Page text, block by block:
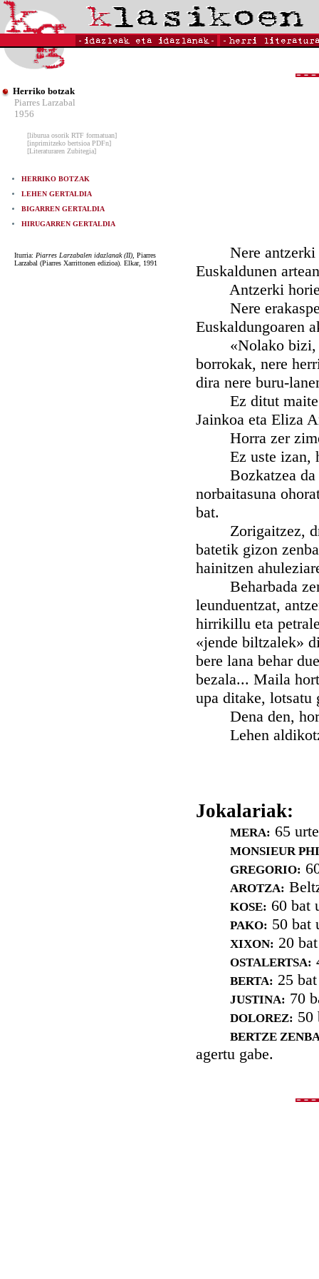
Herriko botzak
Piarres Larzabal
1956
[liburua osorik RTF formatuan]
[inprimitzeko bertsioa PDFn]
[Literaturaren Zubitegia]
HERRIKO BOTZAK
LEHEN GERTALDIA
BIGARREN GERTALDIA
HIRUGARREN GERTALDIA
Iturria: Piarres Larzabalen idazlanak (II) , Piarres
Larzabal (Piarres Xarrittonen edizioa). Elkar, 1991
Nere antzerki
Euskaldunen
Antzerki horien
Nere
Euskaldungoaren
«Nolako bizi,
borrokak, nere
dira nere buru-
Ez ditut maite
Jainkoa eta Eliza
Horra zer
Ez uste izan,
Bozkatzea da
norbaitasuna
bat.
Zorigaitzez,
batetik gizon
hainitzen
Beharbada
leunduentzat,
hirrikillu eta
«jende biltzalek»
bere lana behar
bezala... Maila
upa ditake, lotsatu
Dena den,
Lehen aldikotz,
Jokalariak:
MERA: 65
MONSIEUR
GREGORIO:
AROTZA:
KOSE: 60 bat
PAKO: 50 bat
XIXON: 20
OSTALERTSA:
BERTA: 25
JUSTINA: 70
DOLOREZ: 50
BERTZE
agertu gabe.